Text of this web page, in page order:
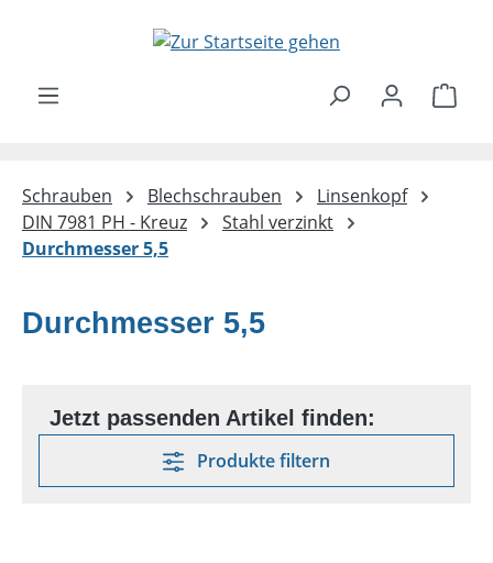
Zum Hauptinhalt springen
Schrauben Blechschrauben
Linsenkopf
DIN 7981 PH - Kreuz
Stahl verzinkt
Durchmesser 5,5
Durchmesser 5,5
Produkte filtern